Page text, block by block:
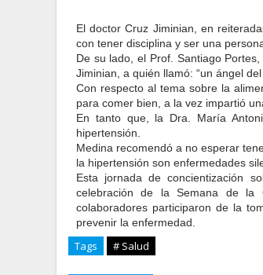
El doctor Cruz Jiminian, en
con tener disciplina y ser una
De su lado, el Prof. Santiago
Jiminian, a quién llamó: “un ángel
Con respecto al tema sobre la
para comer bien, a la vez impartió
En tanto que, la Dra. María
hipertensión.
Medina recomendó a no esperar
la hipertensión son enfermedades
Esta jornada de concientización
celebración de la Semana de la
colaboradores participaron de la
prevenir la enfermedad.
Tags # Salud